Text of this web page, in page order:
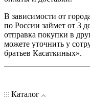
В зависимости от
по России займет от 3
отправка покупки в
можете уточнить у
братьев Касаткиных».
Каталог